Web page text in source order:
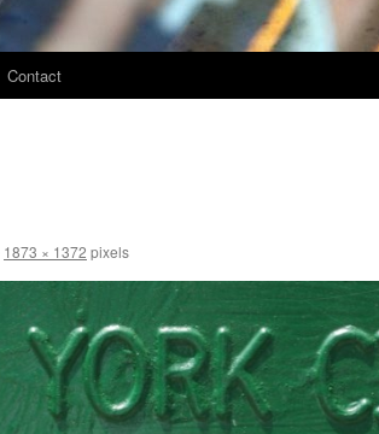
Contact
1873 × 1372 pixels